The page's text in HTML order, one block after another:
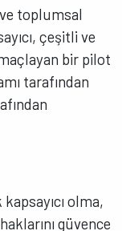
toplumsal
çeşitli ve
bir pilot
tarafından
olma,
güvence